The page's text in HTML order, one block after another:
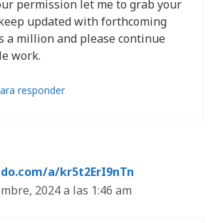
permission let me to grab your
updated with forthcoming
a million and please continue
work.
responder
a/kr5t2ErI9nTn
2024 a las 1:46 am